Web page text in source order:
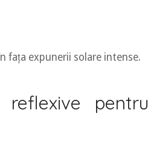
fața expunerii solare intense.
pentru